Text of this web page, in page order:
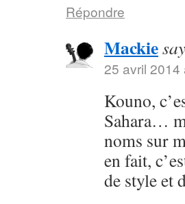
Répondre
Mackie
25 avril 2014
Kouno,
Sahara…
noms sur
en fait,
de style et